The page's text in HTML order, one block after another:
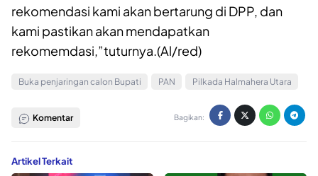
rekomendasi kami akan bertarung di DPP, dan
kami pastikan akan mendapatkan
rekomemdasi,”tuturnya.(Al/red)
Buka penjaringan calon Bupati PAN Pilkada Halmahera Utara
Komentar Bagikan:
Artikel Terkait